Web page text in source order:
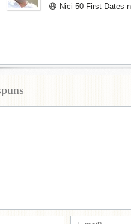
😆 Nici 50 First Dates